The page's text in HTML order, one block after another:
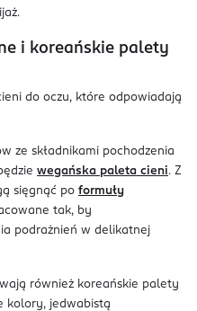
i koreańskie palety
do oczu, które odpowiadają
ze składnikami pochodzenia
wegańska paleta cieni. Z
sięgnąć po formuły
tak, by
podrażnień w delikatnej
również koreańskie palety
kolory, jedwabistą